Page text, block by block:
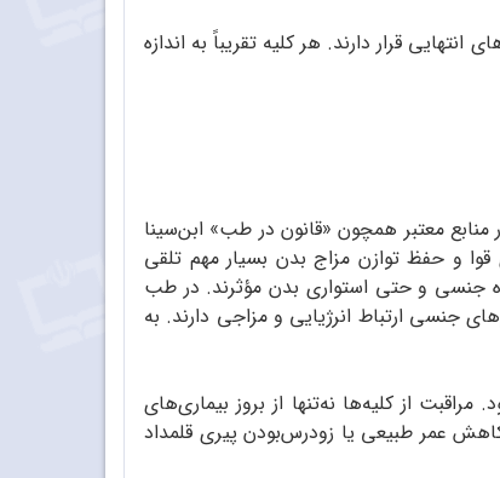
قرار دارند. هر کلیه تقریباً به اندازه‌
معتبر همچون «قانون در طب» ابن‌سینا
قوا و حفظ توازن مزاج بدن بسیار مهم تلقی
جنسی و حتی استواری بدن مؤثرند. در طب
جنسی ارتباط انرژیایی و مزاجی دارند. به
از کلیه‌ها نه‌تنها از بروز بیماری‌های
عمر طبیعی یا زودرس‌بودن پیری قلمداد